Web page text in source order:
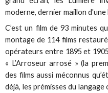
moderne, dernier maillon
C’est un film de 93 minutes
montage de 114 films
opérateurs entre 1895 et
« L’Arroseur arrosé » (la
des films aussi méconnus
déjà, les prémisses du